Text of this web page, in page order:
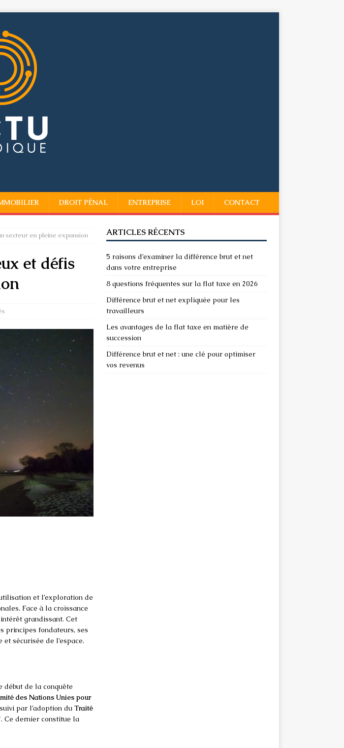
DROIT PÉNAL ENTREPRISE LOI CONTACT
secteur en pleine expansion
et défis
et l’exploration de
Face à la croissance
grandissant. Cet
principes fondateurs, ses
sécurisée de l’espace.
début de la conquête
des Nations Unies pour
par l’adoption du Traité
Ce dernier constitue la
ARTICLES RÉCENTS
5 raisons d’examiner la différence brut et net
dans votre entreprise
8 questions fréquentes sur la flat taxe en 2026
Différence brut et net expliquée pour les
travailleurs
Les avantages de la flat taxe en matière de
succession
Différence brut et net : une clé pour optimiser
vos revenus